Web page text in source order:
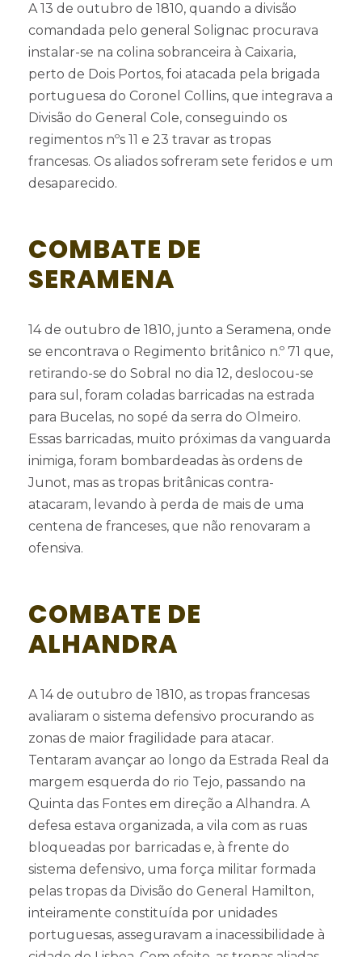
A 13 de outubro de 1810, quando a divisão
comandada pelo general Solignac procurava
instalar-se na colina sobranceira à Caixaria,
perto de Dois Portos, foi atacada pela brigada
portuguesa do Coronel Collins, que integrava a
Divisão do General Cole, conseguindo os
regimentos nºs 11 e 23 travar as tropas
francesas. Os aliados sofreram sete feridos e um
desaparecido.
COMBATE DE
SERAMENA
14 de outubro de 1810, junto a Seramena, onde
se encontrava o Regimento britânico n.º 71 que,
retirando-se do Sobral no dia 12, deslocou-se
para sul, foram coladas barricadas na estrada
para Bucelas, no sopé da serra do Olmeiro.
Essas barricadas, muito próximas da vanguarda
inimiga, foram bombardeadas às ordens de
Junot, mas as tropas britânicas contra-
atacaram, levando à perda de mais de uma
centena de franceses, que não renovaram a
ofensiva.
COMBATE DE
ALHANDRA
A 14 de outubro de 1810, as tropas francesas
avaliaram o sistema defensivo procurando as
zonas de maior fragilidade para atacar.
Tentaram avançar ao longo da Estrada Real da
margem esquerda do rio Tejo, passando na
Quinta das Fontes em direção a Alhandra. A
defesa estava organizada, a vila com as ruas
bloqueadas por barricadas e, à frente do
sistema defensivo, uma força militar formada
pelas tropas da Divisão do General Hamilton,
inteiramente constituída por unidades
portuguesas, asseguravam a inacessibilidade à